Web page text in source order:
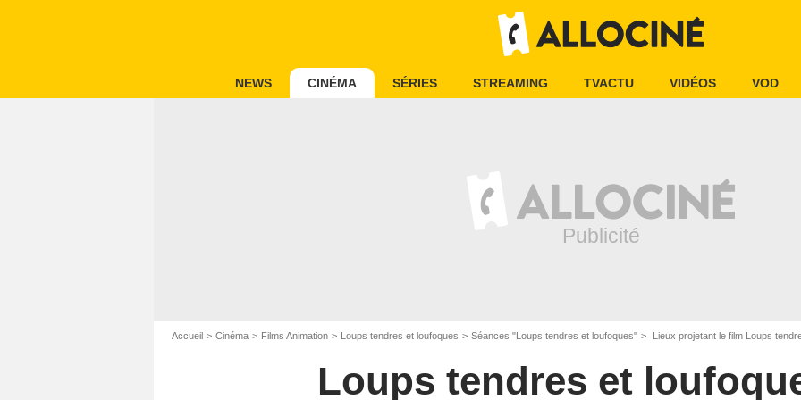
NEWS CINÉMA SÉRIES STREAMING TVACTU VIDÉOS VOD
Accueil Cinéma Films Animation Loups tendres et loufoques Séances "Loups tendres et loufoques" Lieux projetant le film Loups
Loups tendres et